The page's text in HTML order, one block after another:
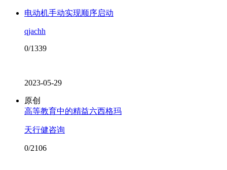
电动机手动实现顺序启动
qjachh
0/1339
2023-05-29
原创
高等教育中的精益六西格玛
天行健咨询
0/2106